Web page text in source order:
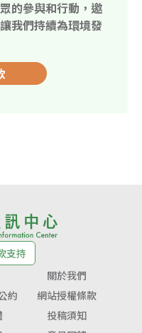
的參與和行動，邀
我們持續為環境發
支持
關於我們
約
網站授權條款
投稿須知